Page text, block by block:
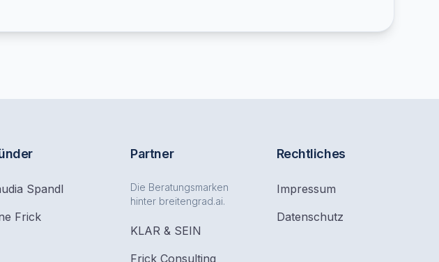
Spandl
Frick
Partner
Die Beratungsmarken
hinter breitengrad.ai.
KLAR & SEIN
Frick Consulting
Rechtliches
Impressum
Datenschutz